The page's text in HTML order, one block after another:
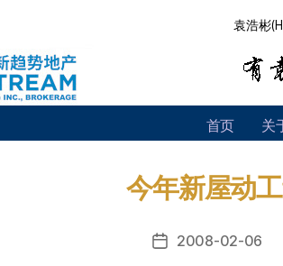
袁浩彬
首页 关
今年新屋动
发 2008-02-06